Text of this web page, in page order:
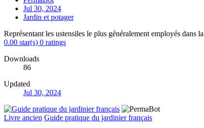
Jul 30, 2024
Jardin et potager
Représentant les ustensiles le plus généralement employés dans
0.00 star(s) 0 ratings
Downloads
86
Updated
Jul 30, 2024
Livre ancien Guide pratique du jardinier français